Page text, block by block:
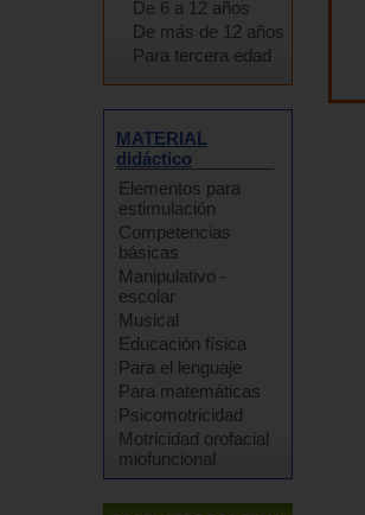
De 6 a 12 años
De más de 12 años
Para tercera edad
MATERIAL
didáctico
Elementos para
estimulación
Competencias
básicas
Manipulativo -
escolar
Musical
Educación física
Para el lenguaje
Para matemáticas
Psicomotricidad
Motricidad orofacial
miofuncional